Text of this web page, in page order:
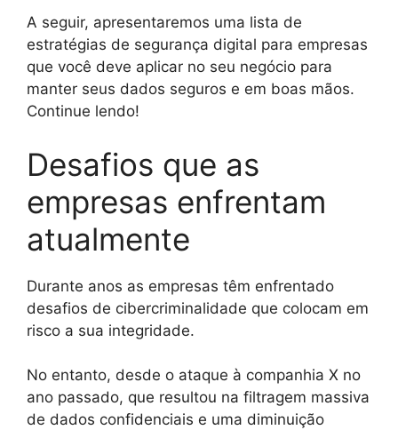
A seguir, apresentaremos uma lista de
estratégias de segurança digital para empresas
que você deve aplicar no seu negócio para
manter seus dados seguros e em boas mãos.
Continue lendo!
Desafios que as
empresas enfrentam
atualmente
Durante anos as empresas têm enfrentado
desafios de cibercriminalidade que colocam em
risco a sua integridade.
No entanto, desde o ataque à companhia X no
ano passado, que resultou na filtragem massiva
de dados confidenciais e uma diminuição